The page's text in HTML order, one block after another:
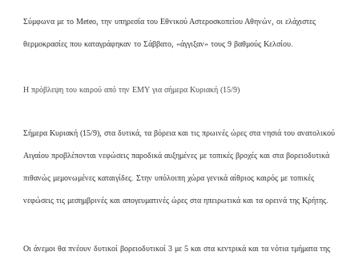
Σύμφωνα με το Meteo, την υπηρεσία του Εθνικού Αστεροσκοπείου Αθηνών, οι ελάχιστες
θερμοκρασίες που καταγράφηκαν το Σάββατο, «άγγιξαν» τους 9 βαθμούς Κελσίου.
Η πρόβλεψη του καιρού από την ΕΜΥ για σήμερα Κυριακή (15/9)
Σήμερα Κυριακή (15/9), στα δυτικά, τα βόρεια και τις πρωινές ώρες στα νησιά του ανατολικού
Αιγαίου προβλέπονται νεφώσεις παροδικά αυξημένες με τοπικές βροχές και στα βορειοδυτικά
πιθανώς μεμονωμένες καταιγίδες. Στην υπόλοιπη χώρα γενικά αίθριος καιρός με τοπικές
νεφώσεις τις μεσημβρινές και απογευματινές ώρες στα ηπειρωτικά και τα ορεινά της Κρήτης.
Οι άνεμοι θα πνέουν δυτικοί βορειοδυτικοί 3 με 5 και στα κεντρικά και τα νότια τμήματα της